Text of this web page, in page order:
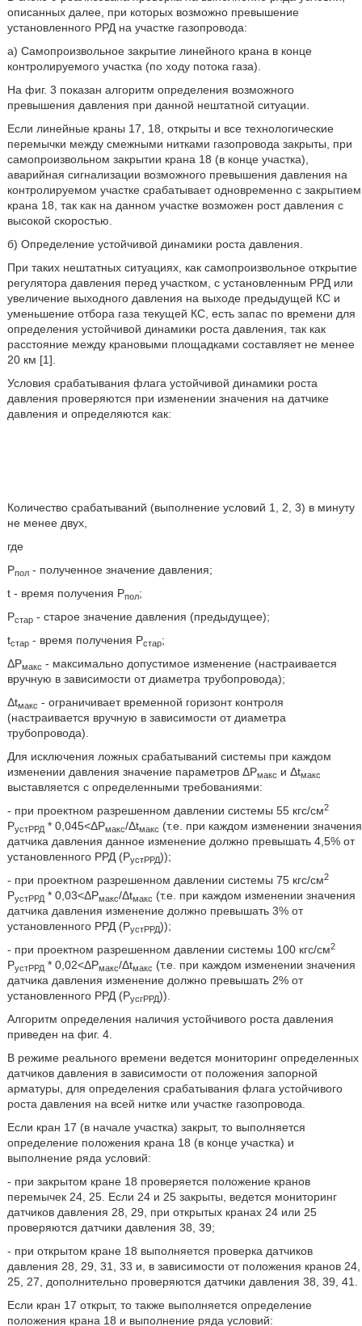
описанных далее, при которых возможно превышение
установленного РРД на участке газопровода:
а) Самопроизвольное закрытие линейного крана в конце
контролируемого участка (по ходу потока газа).
На фиг. 3 показан алгоритм определения возможного
превышения давления при данной нештатной ситуации.
Если линейные краны 17, 18, открыты и все технологические
перемычки между смежными нитками газопровода закрыты, при
самопроизвольном закрытии крана 18 (в конце участка),
аварийная сигнализации возможного превышения давления на
контролируемом участке срабатывает одновременно с закрытием
крана 18, так как на данном участке возможен рост давления с
высокой скоростью.
б) Определение устойчивой динамики роста давления.
При таких нештатных ситуациях, как самопроизвольное открытие
регулятора давления перед участком, с установленным РРД или
увеличение выходного давления на выходе предыдущей КС и
уменьшение отбора газа текущей КС, есть запас по времени для
определения устойчивой динамики роста давления, так как
расстояние между крановыми площадками составляет не менее
20 км [1].
Условия срабатывания флага устойчивой динамики роста
давления проверяются при изменении значения на датчике
давления и определяются как:
Количество срабатываний (выполнение условий 1, 2, 3) в минуту
не менее двух,
где
Рпол- полученное значение давления;
t - время получения Рпол;
Рстар- старое значение давления (предыдущее);
tстар- время получения Рстар;
ΔРмакс - максимально допустимое изменение (настраивается
вручную в зависимости от диаметра трубопровода);
Δtмакс - ограничивает временной горизонт контроля
(настраивается вручную в зависимости от диаметра
трубопровода).
Для исключения ложных срабатываний системы при каждом
изменении давления значение параметров ΔРмакс и Δtмакс
выставляется с определенными требованиями:
- при проектном разрешенном давлении системы 55 кгс/см2
РустРРД* 0,045<ΔРмакс/Δtмакс (т.е. при каждом изменении значения
датчика давления данное изменение должно превышать 4,5% от
установленного РРД (РустРРД));
- при проектном разрешенном давлении системы 75 кгс/см2
РустРРД* 0,03<ΔPмакс/Δtмакс (т.е. при каждом изменении значения
датчика давления изменение должно превышать 3% от
установленного РРД (РустРРД));
- при проектном разрешенном давлении системы 100 кгс/см2
РустРРД* 0,02<ΔРмакс/Δtмакс (т.е. при каждом изменении значения
датчика давления изменение должно превышать 2% от
установленного РРД (РусгРРД)).
Алгоритм определения наличия устойчивого роста давления
приведен на фиг. 4.
В режиме реального времени ведется мониторинг определенных
датчиков давления в зависимости от положения запорной
арматуры, для определения срабатывания флага устойчивого
роста давления на всей нитке или участке газопровода.
Если кран 17 (в начале участка) закрыт, то выполняется
определение положения крана 18 (в конце участка) и
выполнение ряда условий:
- при закрытом кране 18 проверяется положение кранов
перемычек 24, 25. Если 24 и 25 закрыты, ведется мониторинг
датчиков давления 28, 29, при открытых кранах 24 или 25
проверяются датчики давления 38, 39;
- при открытом кране 18 выполняется проверка датчиков
давления 28, 29, 31, 33 и, в зависимости от положения кранов 24,
25, 27, дополнительно проверяются датчики давления 38, 39, 41.
Если кран 17 открыт, то также выполняется определение
положения крана 18 и выполнение ряда условий: